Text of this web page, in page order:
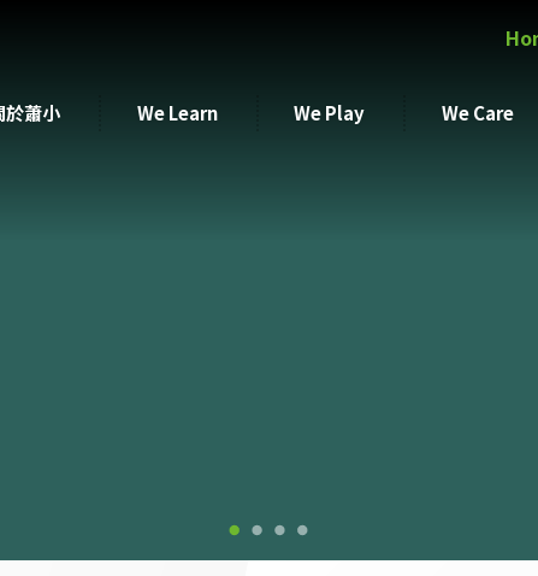
於蕭小 We Learn We Play We Care